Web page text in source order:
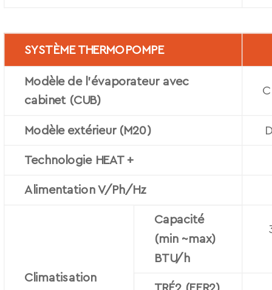
SYSTÈME THERMOPOMPE
Modèle de l’évaporateur avec
cabinet (CUB)
Modèle extérieur (M20)
Technologie HEAT +
Alimentation V/Ph/Hz
Climatisation
Capacité
(min ~max)
BTU/h